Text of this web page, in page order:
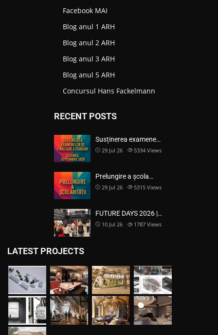
Facebook MAI
Blog anul 1 ARH
Blog anul 2 ARH
Blog anul 3 ARH
Blog anul 5 ARH
Concursul Hans Fackelmann
RECENT POSTS
Susținerea examene…
29 Jul 26 5334 Views
Prelungire a școla…
29 Jul 26 5315 Views
FUTURE DAYS 2026 |…
10 Jul 26 1787 Views
LATEST PROJECTS